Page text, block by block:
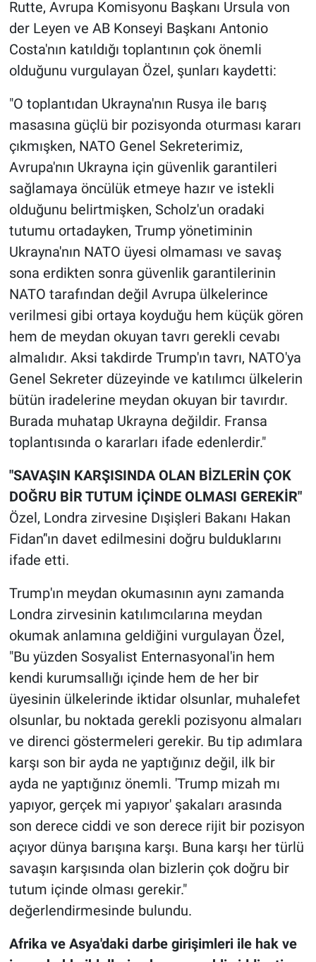
Rutte, Avrupa Komisyonu Başkanı Ursula von
der Leyen ve AB Konseyi Başkanı Antonio
Costa'nın katıldığı toplantının çok önemli
olduğunu vurgulayan Özel, şunları kaydetti:
"O toplantıdan Ukrayna'nın Rusya ile barış
masasına güçlü bir pozisyonda oturması kararı
çıkmışken, NATO Genel Sekreterimiz,
Avrupa'nın Ukrayna için güvenlik garantileri
sağlamaya öncülük etmeye hazır ve istekli
olduğunu belirtmişken, Scholz'un oradaki
tutumu ortadayken, Trump yönetiminin
Ukrayna'nın NATO üyesi olmaması ve savaş
sona erdikten sonra güvenlik garantilerinin
NATO tarafından değil Avrupa ülkelerince
verilmesi gibi ortaya koyduğu hem küçük gören
hem de meydan okuyan tavrı gerekli cevabı
almalıdır. Aksi takdirde Trump'ın tavrı, NATO'ya
Genel Sekreter düzeyinde ve katılımcı ülkelerin
bütün iradelerine meydan okuyan bir tavırdır.
Burada muhatap Ukrayna değildir. Fransa
toplantısında o kararları ifade edenlerdir."
"SAVAŞIN KARŞISINDA OLAN BİZLERİN ÇOK
DOĞRU BİR TUTUM İÇİNDE OLMASI GEREKİR"
Özel, Londra zirvesine Dışişleri Bakanı Hakan
Fidan’'ın davet edilmesini doğru bulduklarını
ifade etti.
Trump'ın meydan okumasının aynı zamanda
Londra zirvesinin katılımcılarına meydan
okumak anlamına geldiğini vurgulayan Özel,
"Bu yüzden Sosyalist Enternasyonal'in hem
kendi kurumsallığı içinde hem de her bir
üyesinin ülkelerinde iktidar olsunlar, muhalefet
olsunlar, bu noktada gerekli pozisyonu almaları
ve direnci göstermeleri gerekir. Bu tip adımlara
karşı son bir ayda ne yaptığınız değil, ilk bir
ayda ne yaptığınız önemli. 'Trump mizah mı
yapıyor, gerçek mi yapıyor' şakaları arasında
son derece ciddi ve son derece rijit bir pozisyon
açıyor dünya barışına karşı. Buna karşı her türlü
savaşın karşısında olan bizlerin çok doğru bir
tutum içinde olması gerekir."
değerlendirmesinde bulundu.
Afrika ve Asya'daki darbe girişimleri ile hak ve
Yerel Yaşam
Canlı Yayın